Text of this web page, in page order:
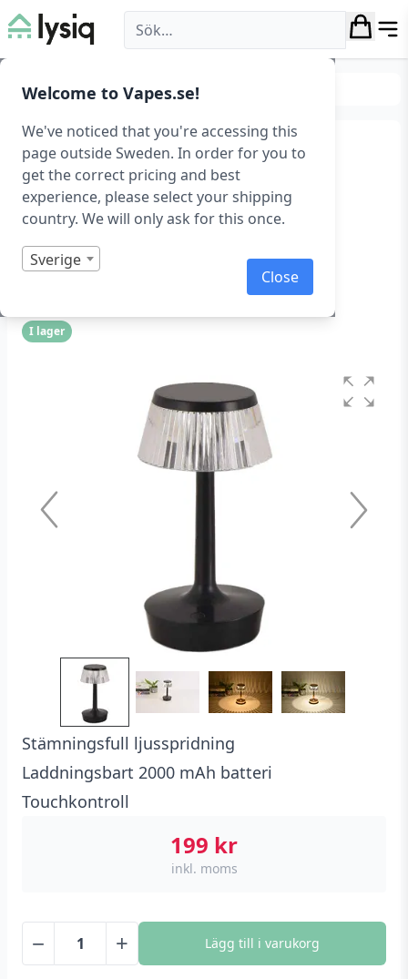
Welcome to Vapes.se!
We've noticed that you're accessing this
page outside Sweden. In order for you to
get the correct pricing and best
experience, please select your shipping
country. We will only ask for this once.
Sverige
Close
Lysiq
Belysning Övrig belysning
Dimbar och
uppladdningsbar
bordslampa, svart
Portabel bordslampa – Svart
Betygsatt
1
0 I lager
Stämningsfull ljusspridning
Laddningsbart 2000 mAh batteri
Touchkontroll
199 kr
inkl. moms
−
Portabel
+ Lägg till i varukorg